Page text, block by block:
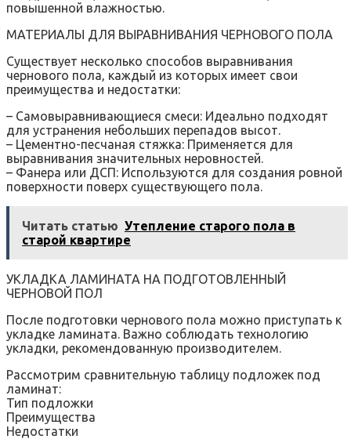
повышенной влажностью.
МАТЕРИАЛЫ ДЛЯ ВЫРАВНИВАНИЯ ЧЕРНОВОГО ПОЛА
Существует несколько способов выравнивания
чернового пола‚ каждый из которых имеет свои
преимущества и недостатки:
– Самовыравнивающиеся смеси: Идеально подходят
для устранения небольших перепадов высот.
– Цементно-песчаная стяжка: Применяется для
выравнивания значительных неровностей.
– Фанера или ДСП: Используются для создания ровной
поверхности поверх существующего пола.
Читать статью Утепление старого пола в
старой квартире
УКЛАДКА ЛАМИНАТА НА ПОДГОТОВЛЕННЫЙ
ЧЕРНОВОЙ ПОЛ
После подготовки чернового пола можно приступать к
укладке ламината. Важно соблюдать технологию
укладки‚ рекомендованную производителем.
Рассмотрим сравнительную таблицу подложек под
ламинат:
Тип подложки
Преимущества
Недостатки